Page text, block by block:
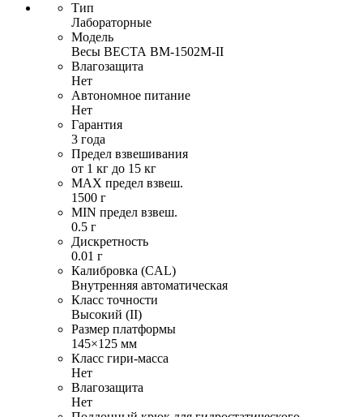
Тип
Лабораторные
Модель
Весы ВЕСТА ВМ-1502М-II
Влагозащита
Нет
Автономное питание
Нет
Гарантия
3 года
Предел взвешивания
от 1 кг до 15 кг
MAX предел взвеш.
1500 г
MIN предел взвеш.
0.5 г
Дискретность
0.01 г
Калибровка (CAL)
Внутренняя автоматическая
Класс точности
Высокий (II)
Размер платформы
145×125 мм
Класс гири-масса
Нет
Влагозащита
Нет